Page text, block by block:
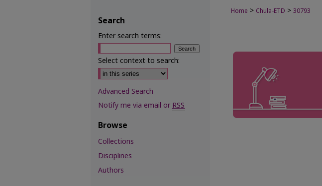
Home > Chula-ETD > 30793
Search
Enter search terms:
Select context to search:
Advanced Search
Notify me via email or RSS
Browse
Collections
Disciplines
Authors